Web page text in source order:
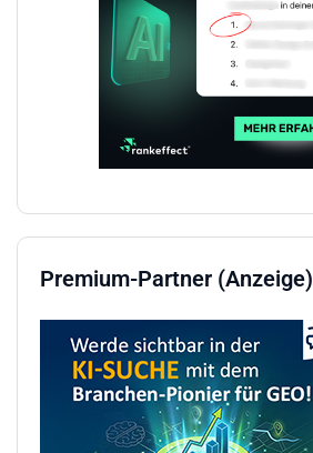
Premium-Partner (Anzeige)